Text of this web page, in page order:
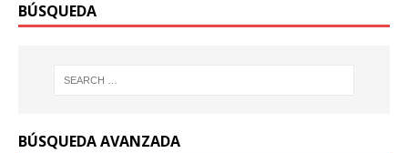
BÚSQUEDA
BÚSQUEDA AVANZADA